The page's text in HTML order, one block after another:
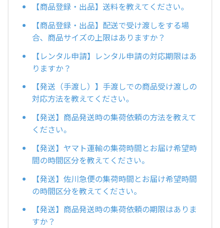
【商品登録・出品】送料を教えてください。
【商品登録・出品】配送で受け渡しをする場
合、商品サイズの上限はありますか？
【レンタル申請】レンタル申請の対応期限はあ
りますか？
【発送（手渡し）】手渡しでの商品受け渡しの
対応方法を教えてください。
【発送】商品発送時の集荷依頼の方法を教えて
ください。
【発送】ヤマト運輸の集荷時間とお届け希望時
間の時間区分を教えてください。
【発送】佐川急便の集荷時間とお届け希望時間
の時間区分を教えてください。
【発送】商品発送時の集荷依頼の期限はありま
すか？